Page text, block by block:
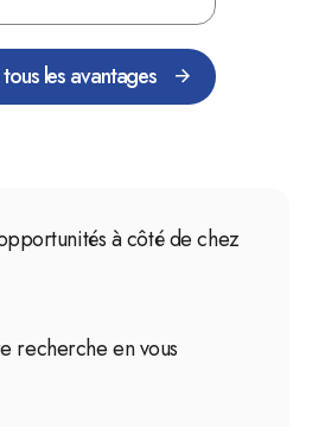
les avantages
à côté de chez
recherche en vous